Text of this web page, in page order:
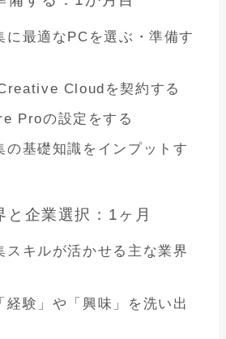
最適なPCを選ぶ・準備す
Cloudを契約する
Proの設定をする
基礎知識をインプットす
と企業選択：1ヶ月
キルが活かせる主な業界
験」や「興味」を洗い出